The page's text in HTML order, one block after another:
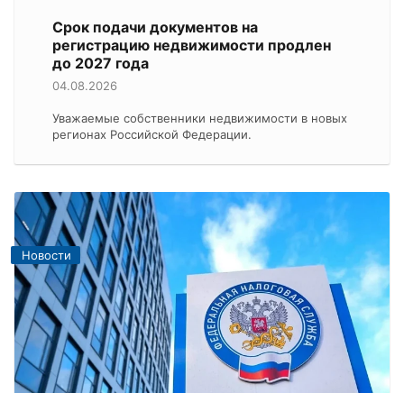
Срок подачи документов на
регистрацию недвижимости продлен
до 2027 года
04.08.2026
Уважаемые собственники недвижимости в новых
регионах Российской Федерации.
Новости